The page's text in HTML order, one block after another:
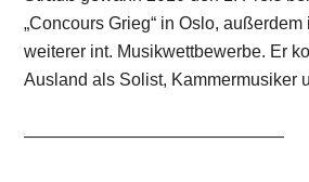
„Concours Grieg“ in Oslo,
weiterer int. Musikwettbewerbe. Er
Ausland als Solist, Kammermusiker
———————————————